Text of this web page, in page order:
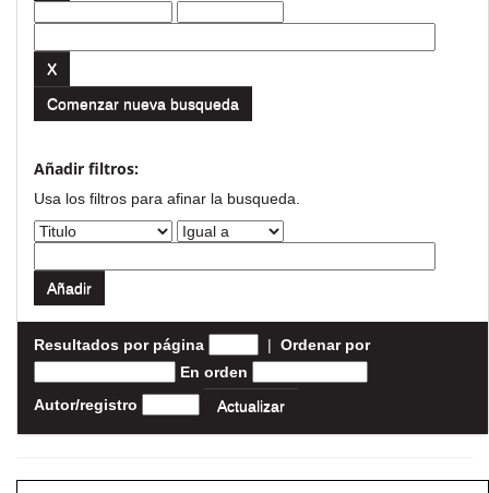
Comenzar nueva busqueda
Añadir filtros:
Usa los filtros para afinar la busqueda.
Resultados por página | Ordenar por
En orden
Autor/registro